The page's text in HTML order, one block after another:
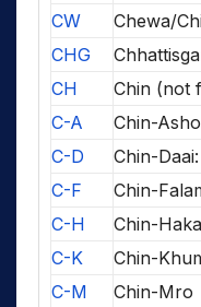
CW
Chewa/
CHG
CH
Chin (not
C-A
Chin-Asho
C-D
Chin-Daai:
C-F
Chin-
C-H
Chin-Haka
C-K
Chin-
C-M
Chin-Mro